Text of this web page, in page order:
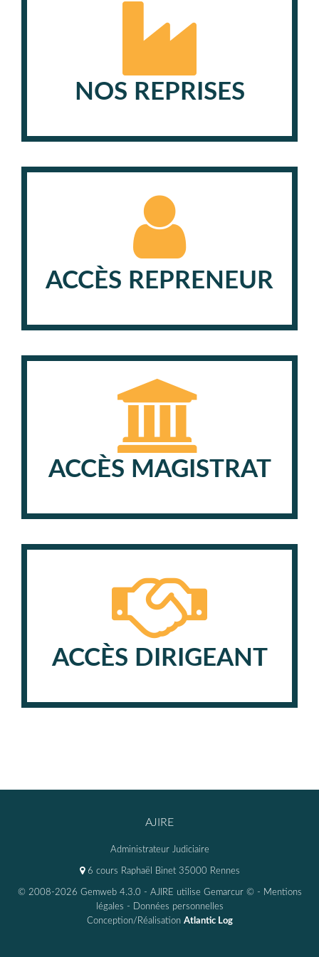
NOS REPRISES
ACCÈS REPRENEUR
ACCÈS MAGISTRAT
ACCÈS DIRIGEANT
AJIRE
Administrateur Judiciaire
6 cours Raphaël Binet 35000 Rennes
© 2008-2026 Gemweb 4.3.0 - AJIRE utilise Gemarcur © - Mentions
légales - Données personnelles
Conception/Réalisation Atlantic Log